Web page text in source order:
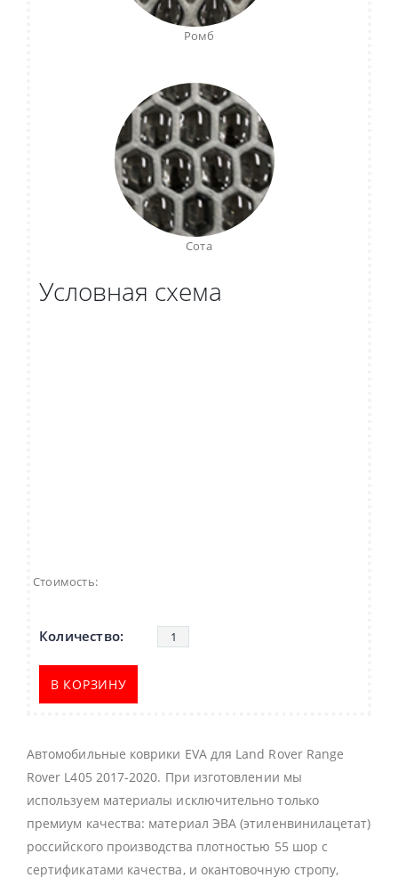
Ромб
Сота
Условная схема
Стоимость:
В КОРЗИНУ
Автомобильные коврики EVA для Land Rover Range
Rover L405 2017-2020. При изготовлении мы
используем материалы исключительно только
премиум качества: материал ЭВА (этиленвинилацетат)
российского производства плотностью 55 шор с
сертификатами качества, и окантовочную стропу,